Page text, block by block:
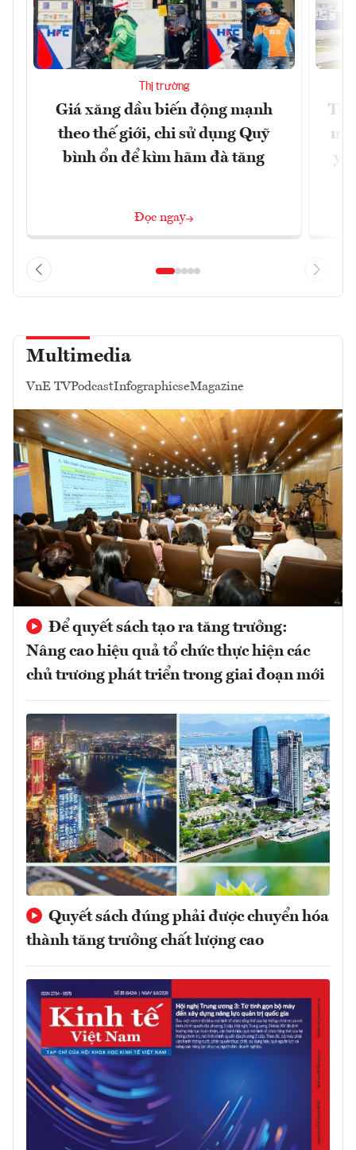
Thị trường
Giá xăng dầu biến động mạnh
theo thế giới, chi sử dụng Quỹ
bình ổn để kìm hãm đà tăng
Đọc ngay
Multimedia
VnE TVPodcastInfographicseMagazine
Để quyết sách tạo ra tăng trưởng:
Nâng cao hiệu quả tổ chức thực hiện các
chủ trương phát triển trong giai đoạn mới
Quyết sách đúng phải được chuyển hóa
thành tăng trưởng chất lượng cao